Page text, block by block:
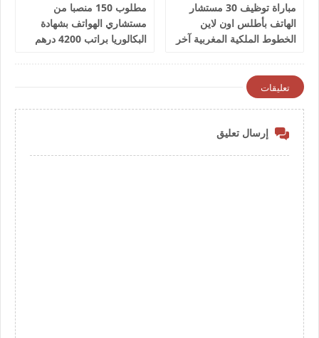
مباراة توظيف 30 مستشار
الهاتف بأطلس اون لاين
الخطوط الملكية المغربية آخر
مطلوب 150 منصبا من
مستشاري الهواتف بشهادة
البكالوريا براتب 4200 درهم
تعليقات
إرسال تعليق